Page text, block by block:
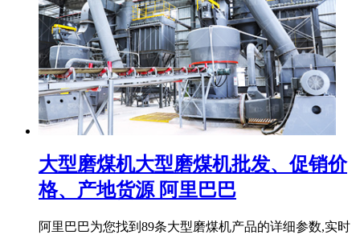
大型磨煤机大型磨煤机批发、促销价
格、产地货源 阿里巴巴
阿里巴巴为您找到89条大型磨煤机产品的详细参数,实时